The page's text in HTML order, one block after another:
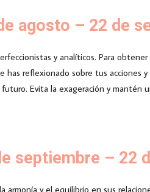
agosto – 22 de
y analíticos. Para
has reflexionado sobre tus acciones
Evita la exageración y mantén
septiembre – 22
armonía y el equilibrio en sus